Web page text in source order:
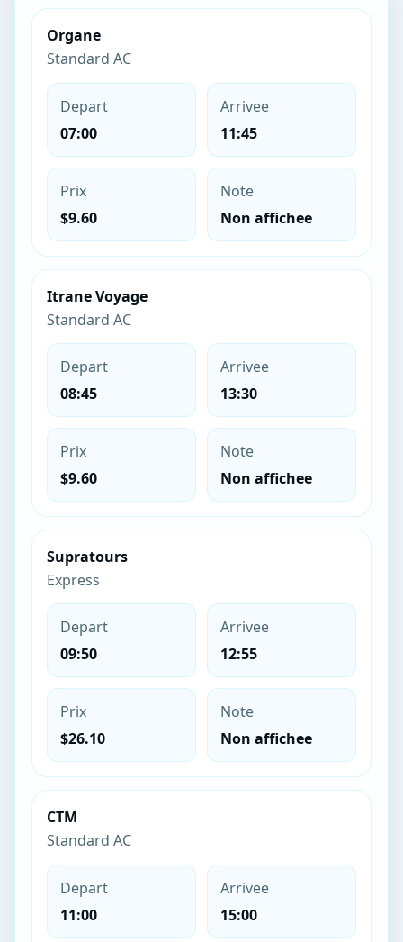
Organe
Standard AC
Depart
07:00
Arrivee
11:45
Prix
$9.60
Note
Non affichee
Itrane Voyage
Standard AC
Depart
08:45
Arrivee
13:30
Prix
$9.60
Note
Non affichee
Supratours
Express
Depart
09:50
Arrivee
12:55
Prix
$26.10
Note
Non affichee
CTM
Standard AC
Depart
11:00
Arrivee
15:00